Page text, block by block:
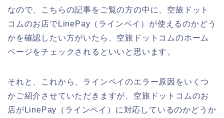
なので、こちらの記事をご覧の方の中に、空旅ドット
コムのお店でLinePay（ラインペイ）が使えるのかどう
かを確認したい方がいたら、空旅ドットコムのホーム
ページをチェックされるといいと思います。
それと、これから、ラインペイのエラー原因をいくつ
かご紹介させていただきますが、空旅ドットコムのお
店がLinePay（ラインペイ）に対応しているのかどうか